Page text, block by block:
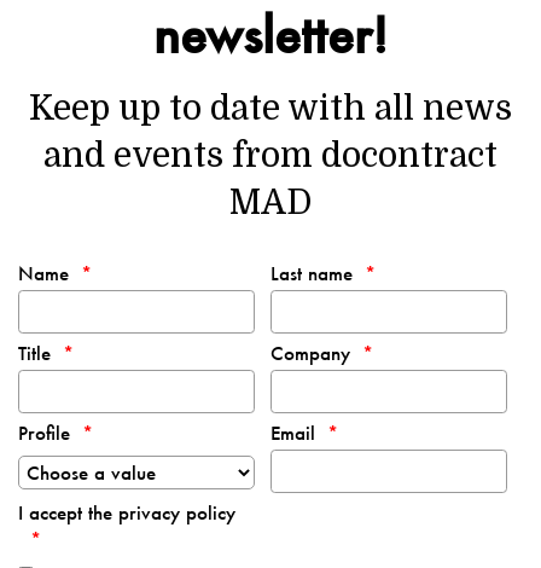
newsletter!
Keep up to date with all news
and events from docontract
MAD
Name Last name
Title Company
Profile Email
I accept the privacy policy